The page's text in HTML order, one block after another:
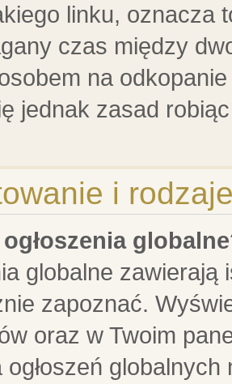
linku, oznacza
czas między
na
jednak zasad
i
globalne
zapoznać.
oraz w Twoim